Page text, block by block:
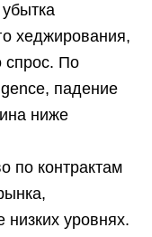
хеджирования,
спрос. По
падение
ниже
по контрактам
уровнях.